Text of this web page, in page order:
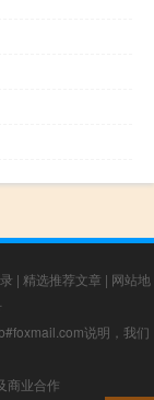
| 精选推荐文章 | 网站地
说明，我们
商业合作